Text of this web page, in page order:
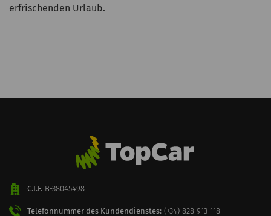
erfrischenden Urlaub.
C.I.F. B-38045498
Telefonnummer des Kundendienstes: (+34) 828 913 118